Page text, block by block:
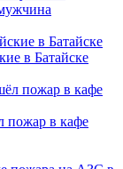
в Батайске
пожар в кафе